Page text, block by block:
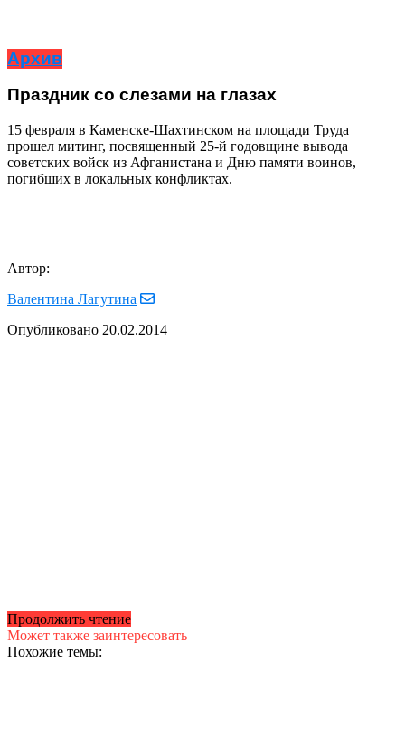
Архив
Праздник со слезами на глазах
15 февраля в Каменске-Шахтинском на площади Труда
прошел митинг, посвященный 25-й годовщине вывода
советских войск из Афганистана и Дню памяти воинов,
погибших в локальных конфликтах.
Автор:
Валентина Лагутина
Опубликовано 20.02.2014
Продолжить чтение
Может также заинтересовать
Похожие темы: